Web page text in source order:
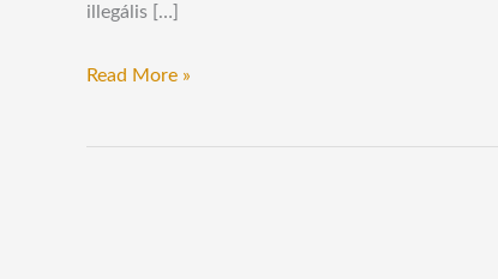
illegális […]
Read More »